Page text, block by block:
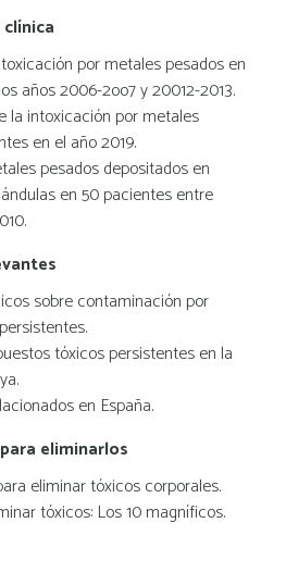
por metales pesados en
años 2006-2oo7 y 20012-2013.
la intoxicación por metales
en el año 2019.
pesados depositados en
en 50 pacientes entre
sobre contaminación por
tóxicos persistentes en la
en España.
eliminarlos
eliminar tóxicos corporales.
tóxicos: Los 10 magníficos.